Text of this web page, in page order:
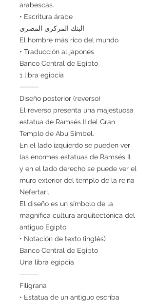
arabescas.
• Escritura árabe
البنك المركزي المصري
El hombre más rico del mundo
• Traducción al japonés
Banco Central de Egipto
1 libra egipcia
⸻
Diseño posterior (reverso)
El reverso presenta una majestuosa
estatua de Ramsés II del Gran
Templo de Abu Simbel.
En el lado izquierdo se pueden ver
las enormes estatuas de Ramsés II,
y en el lado derecho se puede ver el
muro exterior del templo de la reina
Nefertari.
El diseño es un símbolo de la
magnífica cultura arquitectónica del
antiguo Egipto.
• Notación de texto (inglés)
Banco Central de Egipto
Una libra egipcia
⸻
Filigrana
• Estatua de un antiguo escriba